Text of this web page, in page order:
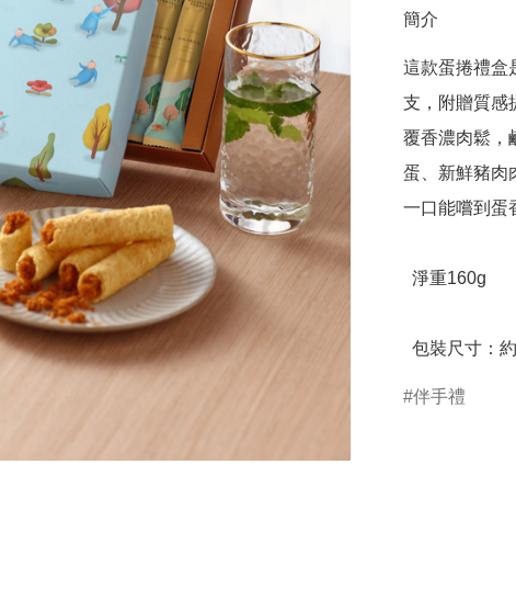
簡介
這款蛋捲禮盒
支，附贈質感
覆香濃肉鬆，
蛋、新鮮豬肉
一口能嚐到蛋
包裝尺寸：
伴手禮